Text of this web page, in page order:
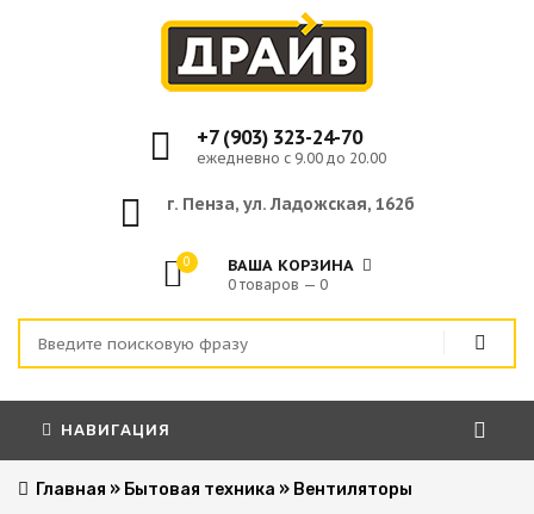
+7 (903) 323-24-70
ежедневно с 9.00 до 20.00
г. Пенза, ул. Ладожская, 162б
0 ВАША КОРЗИНА
0 товаров — 0
НАВИГАЦИЯ
Главная » Бытовая техника » Вентиляторы